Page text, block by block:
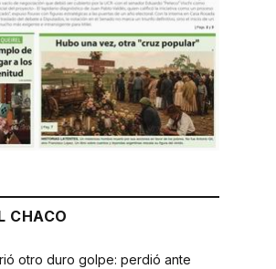
CHACO
otro duro golpe: perdió ante